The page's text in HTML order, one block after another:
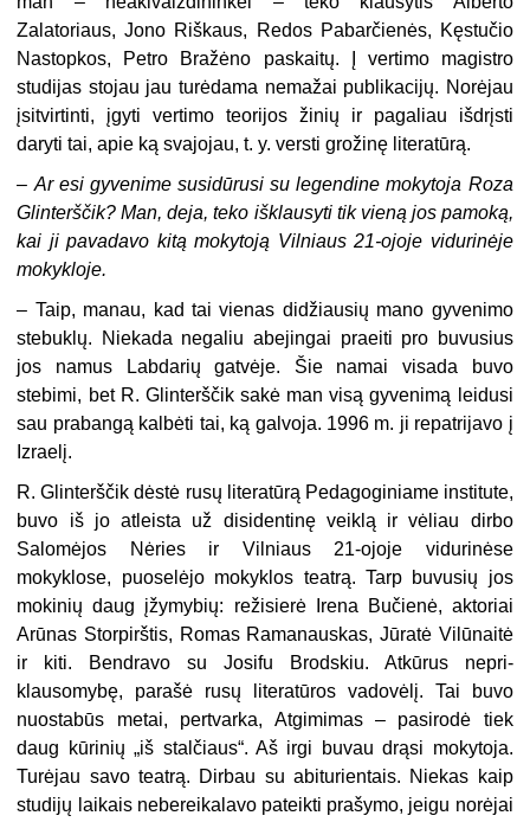
Zalatoriaus, Jono Riškaus, Redos Pabarčienės, Kęstučio
Nastopkos, Petro Bražėno paskaitų. Į vertimo ma­gistro
studijas stojau jau turėdama nemažai publikacijų. Norėjau
įsitvirtinti, įgyti vertimo teorijos žinių ir pagaliau išdrįsti
daryti tai, apie ką svajojau, t. y. versti grožinę literatūrą.
–Ar esi gyvenime susidūrusi su legendine mokytoja Roza
Glinterščik? Man, deja, teko išklausyti tik vieną jos pamoką,
kai ji pavadavo kitą mokytoją Vilniaus 21-ojoje vidurinėje
mokykloje.
– Taip, manau, kad tai vienas didžiausių mano gyvenimo
stebuklų. Niekada negaliu abejingai praeiti pro buvusius
jos namus Labdarių gatvėje. Šie namai visada buvo
stebimi, bet R. Glinterščik sakė man visą gyvenimą leidusi
sau pra­bangą kalbėti tai, ką galvoja. 1996 m. ji repatrijavo į
Izraelį.
R. Glinterščik dėstė rusų literatūrą Pedagoginiame institute,
buvo iš jo at­leista už disidentinę veiklą ir vėliau dirbo
Salomėjos Nėries ir Vilniaus 21-ojoje vidurinėse
mokyklose, puoselėjo mokyklos teatrą. Tarp buvusių jos
mokinių daug įžymybių: režisierė Irena Bučienė, aktoriai
Arūnas Storpirštis, Romas Rama­nauskas, Jūratė Vilūnaitė
ir kiti. Bendravo su Josifu Brodskiu. Atkūrus nepri­
klausomybę, parašė rusų literatūros vadovėlį. Tai buvo
nuostabūs metai, per­tvarka, Atgimimas – pasirodė tiek
daug kūrinių „iš stalčiaus“. Aš irgi buvau drąsi mokytoja.
Turėjau savo teatrą. Dirbau su abiturientais. Niekas kaip
studijų laikais nebereikalavo pateikti prašymo, jeigu norėjai